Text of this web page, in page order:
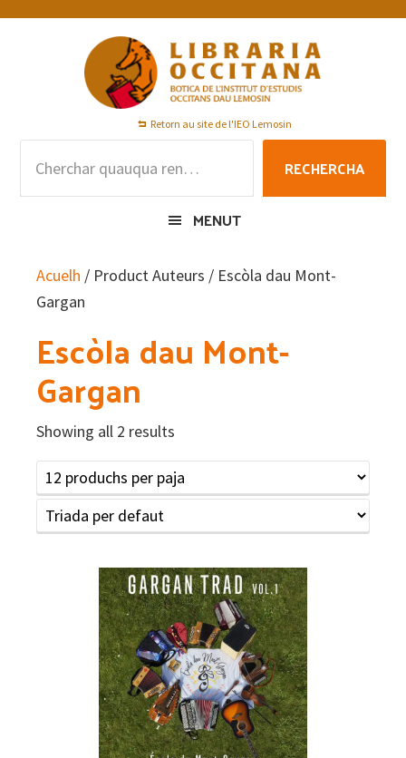
Skip
Skip
Skip
Retorn au site de l'IEO Lemosin
RECHERCHA
MENUT
Acuelh / Product Auteurs / Escòla dau Mont-
Gargan
Escòla dau Mont-
Gargan
Showing all 2 results